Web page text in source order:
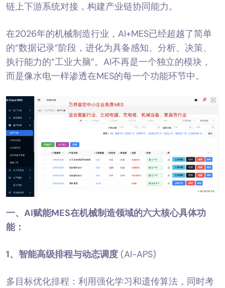
链上下游系统对接，构建产业链协同能力。
在2026年的机械制造行业，AI+MES已经超越了简单
的“数据记录”阶段，进化为具备感知、分析、决策、
执行能力的“工业大脑”。AI不再是一个独立的模块，
而是像水电一样渗透在MES的每一个功能环节中。
一、 AI赋能MES在机械制造领域的六大核心具体功
能：
1、 智能高级排程与动态调度 (AI-APS)
多目标优化排程：利用强化学习和遗传算法，同时考